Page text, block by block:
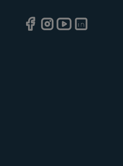
Facebook Facebook
Facebook
Instagram Instagram
Instagram
Youtube
Youtube
LinkedIn
LinkedIn